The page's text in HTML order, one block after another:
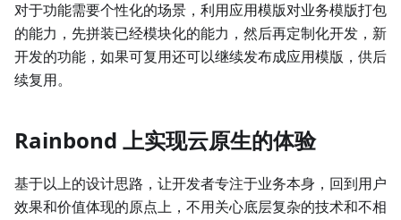
对于功能需要个性化的场景，利用应用模版对业务模版打包
的能力，先拼装已经模块化的能力，然后再定制化开发，新
开发的功能，如果可复用还可以继续发布成应用模版，供后
续复用。
Rainbond 上实现云原生的体验
基于以上的设计思路，让开发者专注于业务本身，回到用户
效果和价值体现的原点上，不用关心底层复杂的技术和不相